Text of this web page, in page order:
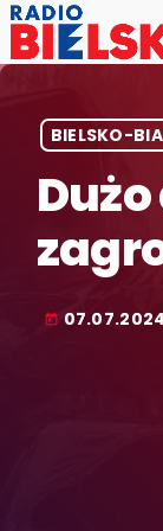
BIELSKO-
today 07.07.2024